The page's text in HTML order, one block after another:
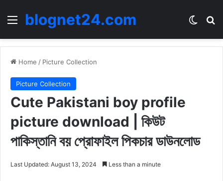
Menublognet24.com
Home / Picture Collection
Picture Collection
Cute Pakistani boy profile
picture download | কিউট
পাকিস্তানি বয় প্রোফাইল পিকচার ডাউনলোড
Last Updated: August 13, 2024 Less than a minute